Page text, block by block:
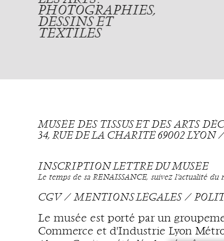
PHOTOGRAPHIES,
DESSINS ET
TEXTILES
MUSÉE DES TISSUS ET DES ARTS
34, RUE DE LA CHARITÉ 69002 LYON
INSCRIPTION LETTRE DU MUSÉE
Le temps de sa RENAISSANCE, suivez l’actualité du
CGV MENTIONS LÉGALES
Le musée est porté par un
Commerce et d'Industrie Lyon